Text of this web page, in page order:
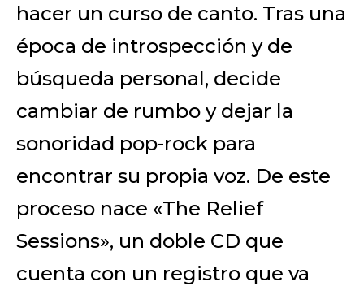
hacer un curso de canto. Tras una
época de introspección y de
búsqueda personal, decide
cambiar de rumbo y dejar la
sonoridad pop-rock para
encontrar su propia voz. De este
proceso nace «The Relief
Sessions», un doble CD que
cuenta con un registro que va